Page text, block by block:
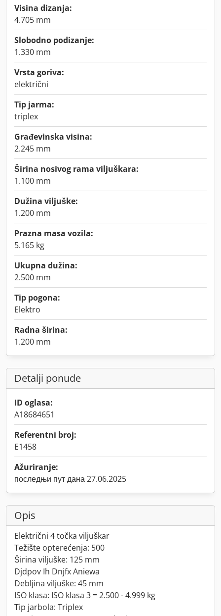
Visina dizanja:
4.705 mm
Slobodno podizanje:
1.330 mm
Vrsta goriva:
električni
Tip jarma:
triplex
Građevinska visina:
2.245 mm
Širina nosivog rama viljuškara:
1.100 mm
Dužina viljuške:
1.200 mm
Prazna masa vozila:
5.165 kg
Ukupna dužina:
2.500 mm
Tip pogona:
Elektro
Radna širina:
1.200 mm
Detalji ponude
ID oglasa:
A18684651
Referentni broj:
E1458
Ažuriranje:
последњи пут дана 27.06.2025
Opis
Električni 4 točka viljuškar
Težište opterećenja: 500
Širina viljuške: 125 mm
Djdpov Ih Dnjfx Aniewa
Debljina viljuške: 45 mm
ISO klasa: ISO klasa 3 = 2.500 - 4.999 kg
Tip jarbola: Triplex